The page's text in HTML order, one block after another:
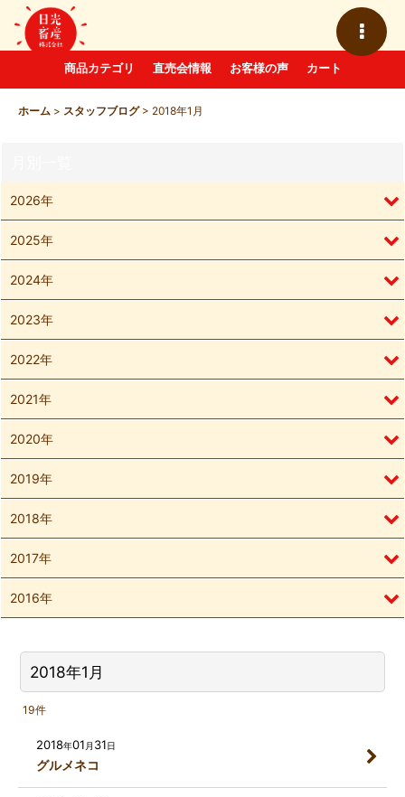
商品カテゴリ 直売会情報 お客様の声 カート
ホーム > スタッフブログ > 2018年1月
2018年1月
19件
2018年01 月 31日
グルメネコ
2026年
2025年
2024年
2023年
2022年
2021年
2020年
2019年
2018年
2017年
2016年